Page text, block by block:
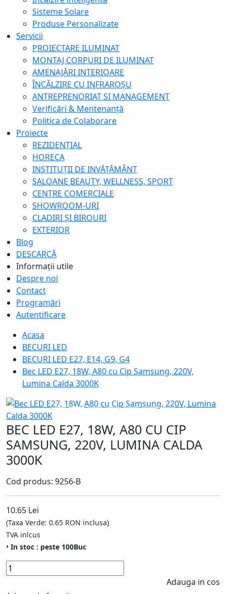
Sisteme Solare
Produse Personalizate
Servicii
PROIECTARE ILUMINAT
MONTAJ CORPURI DE ILUMINAT
AMENAJĂRI INTERIOARE
ÎNCĂLZIRE CU INFRAROȘU
ANTREPRENORIAT SI MANAGEMENT
Verificări & Mentenanță
Politica de Colaborare
Proiecte
REZIDENȚIAL
HORECA
INSTITUȚII DE INVĂȚĂMÂNT
SALOANE BEAUTY, WELLNESS, SPORT
CENTRE COMERCIALE
SHOWROOM-URI
CLADIRI ȘI BIROURI
EXTERIOR
Blog
DESCARCĂ
Informații utile
Despre noi
Contact
Programări
Autentificare
Acasa
BECURI LED
BECURI LED E27, E14, G9, G4
Bec LED E27, 18W, A80 cu Cip Samsung, 220V,
Lumina Calda 3000K
BEC LED E27, 18W, A80 CU CIP
SAMSUNG, 220V, LUMINA CALDA
3000K
Cod produs: 9256-B
10.65 Lei
(Taxa Verde: 0.65 RON inclusa)
TVA inlcus
• In stoc : peste 100Buc
Adauga in cos